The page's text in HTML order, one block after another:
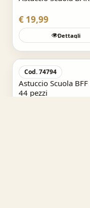
€ 19,99
Dettagli
Cod. 74794
Astuccio Scuola
44 pezzi